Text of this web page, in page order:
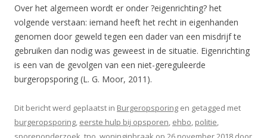
Over het algemeen wordt er onder ?eigenrichting? het
volgende verstaan: iemand heeft het recht in eigenhanden
genomen door geweld tegen een dader van een misdrijf te
gebruiken dan nodig was geweest in de situatie. Eigenrichting
is een van de gevolgen van een niet-gereguleerde
burgeropsporing (L. G. Moor, 2011).
Dit bericht werd geplaatst in Burgeropsporing en getagged met
burgeropsporing, eerste hulp bij opsporen, ehbo, politie,